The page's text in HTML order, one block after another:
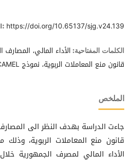
https://doi.org/10.65137/sjg.v24.139
الكلمات المفتاحية: الأداء المالي،
قانون منع المعاملات الربوية، نموذج CAMEL
الملخص
جاءت الدراسة بهدف النظر الى
قانون منع المعاملات الربوية،